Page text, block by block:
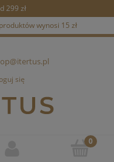
299 zł
wynosi 15 zł
się